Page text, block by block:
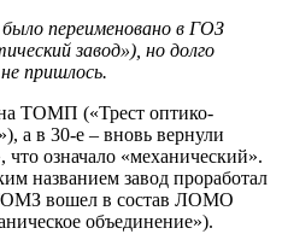
переименовано в ГОЗ
завод»), но долго
пришлось.
ТОМП («Трест оптико-
а в 30-е – вновь вернули
означало «механический».
названием завод проработал
вошел в состав ЛОМО
объединение»).